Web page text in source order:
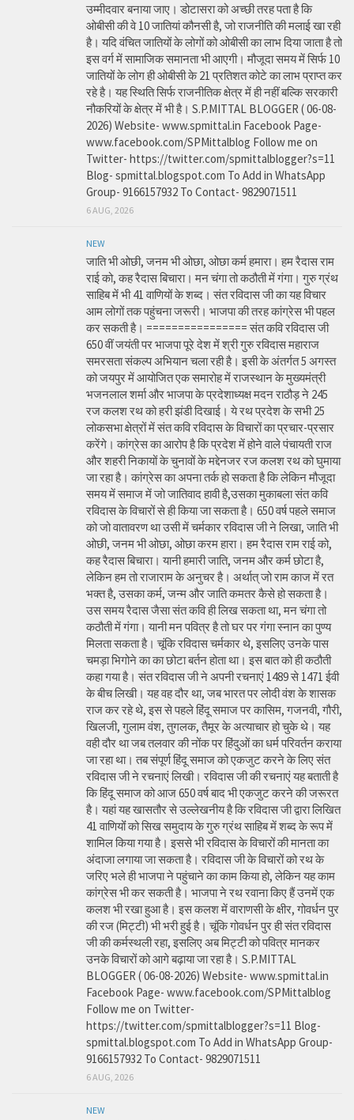
उम्मीदवार बनाया जाए। डोटासरा को अच्छी तरह पता है कि
ओबीसी की वे 10 जातियां कौनसी है, जो राजनीति की मलाई खा रही
है। यदि वंचित जातियों के लोगों को ओबीसी का लाभ दिया जाता है तो
इस वर्ग में सामाजिक समानता भी आएगी। मौजूदा समय में सिर्फ 10
जातियों के लोग ही ओबीसी के 21 प्रतिशत कोटे का लाभ प्राप्त कर
रहे है। यह स्थिति सिर्फ राजनीतिक क्षेत्र में ही नहीं बल्कि सरकारी
नौकरियों के क्षेत्र में भी है। S.P.MITTAL BLOGGER ( 06-08-
2026) Website- www.spmittal.in Facebook Page-
www.facebook.com/SPMittalblog Follow me on
Twitter- https://twitter.com/spmittalblogger?s=11
Blog- spmittal.blogspot.com To Add in WhatsApp
Group- 9166157932 To Contact- 9829071511
6 AUG, 2026
NEW
जाति भी ओछी, जनम भी ओछा, ओछा कर्म हमारा। हम रैदास राम
राई को, कह रैदास बिचारा। मन चंगा तो कठौती में गंगा। गुरु ग्रंथ
साहिब में भी 41 वाणियों के शब्द। संत रविदास जी का यह विचार
आम लोगों तक पहुंचना जरूरी। भाजपा की तरह कांग्रेस भी पहल
कर सकती है। ================ संत कवि रविदास जी
650 वीं जयंती पर भाजपा पूरे देश में श्री गुरु रविदास महाराज
समरसता संकल्प अभियान चला रही है। इसी के अंतर्गत 5 अगस्त
को जयपुर में आयोजित एक समारोह में राजस्थान के मुख्यमंत्री
भजनलाल शर्मा और भाजपा के प्रदेशाध्यक्ष मदन राठौड़ ने 245
रज कलश रथ को हरी झंडी दिखाई। ये रथ प्रदेश के सभी 25
लोकसभा क्षेत्रों में संत कवि रविदास के विचारों का प्रचार-प्रसार
करेंगे। कांग्रेस का आरोप है कि प्रदेश में होने वाले पंचायती राज
और शहरी निकायों के चुनावों के मद्देनजर रज कलश रथ को घुमाया
जा रहा है। कांग्रेस का अपना तर्क हो सकता है कि लेकिन मौजूदा
समय में समाज में जो जातिवाद हावी है,उसका मुकाबला संत कवि
रविदास के विचारों से ही किया जा सकता है। 650 वर्ष पहले समाज
को जो वातावरण था उसी में चर्मकार रविदास जी ने लिखा, जाति भी
ओछी, जनम भी ओछा, ओछा करम हारा। हम रैदास राम राई को,
कह रैदास बिचारा। यानी हमारी जाति, जनम और कर्म छोटा है,
लेकिन हम तो राजाराम के अनुचर है। अर्थात् जो राम काज में रत
भक्त है, उसका कर्म, जन्म और जाति कमतर कैसे हो सकता है।
उस समय रैदास जैसा संत कवि ही लिख सकता था, मन चंगा तो
कठौती में गंगा। यानी मन पवित्र है तो घर पर गंगा स्नान का पुण्य
मिलता सकता है। चूंकि रविदास चर्मकार थे, इसलिए उनके पास
चमड़ा भिगोने का का छोटा बर्तन होता था। इस बात को ही कठौती
कहा गया है। संत रविदास जी ने अपनी रचनाएं 1489 से 1471 ईवी
के बीच लिखी। यह वह दौर था, जब भारत पर लोदी वंश के शासक
राज कर रहे थे, इस से पहले हिंदू समाज पर कासिम, गजनवी, गौरी,
खिलजी, गुलाम वंश, तुगलक, तैमूर के अत्याचार हो चुके थे। यह
वही दौर था जब तलवार की नोंक पर हिंदुओं का धर्म परिवर्तन कराया
जा रहा था। तब संपूर्ण हिंदू समाज को एकजुट करने के लिए संत
रविदास जी ने रचनाएं लिखी। रविदास जी की रचनाएं यह बताती है
कि हिंदू समाज को आज 650 वर्ष बाद भी एकजुट करने की जरूरत
है। यहां यह खासतौर से उल्लेखनीय है कि रविदास जी द्वारा लिखित
41 वाणियोंं को सिख समुदाय के गुरु ग्रंथ साहिब में शब्द के रूप में
शामिल किया गया है। इससे भी रविदास के विचारों की मानता का
अंदाजा लगाया जा सकता है। रविदास जी के विचारों को रथ के
जरिए भले ही भाजपा ने पहुंचाने का काम किया हो, लेकिन यह काम
कांग्रेस भी कर सकती है। भाजपा ने रथ रवाना किए हैं उनमें एक
कलश भी रखा हुआ है। इस कलश में वाराणसी के क्षीर, गोवर्धन पुर
की रज (मिट्टी) भी भरी हुई है। चूंकि गोवर्धन पुर ही संत रविदास
जी की कर्मस्थली रहा, इसलिए अब मिट्टी को पवित्र मानकर
उनके विचारों को आगे बढ़ाया जा रहा है। S.P.MITTAL
BLOGGER ( 06-08-2026) Website- www.spmittal.in
Facebook Page- www.facebook.com/SPMittalblog
Follow me on Twitter-
https://twitter.com/spmittalblogger?s=11 Blog-
spmittal.blogspot.com To Add in WhatsApp Group-
9166157932 To Contact- 9829071511
6 AUG, 2026
NEW